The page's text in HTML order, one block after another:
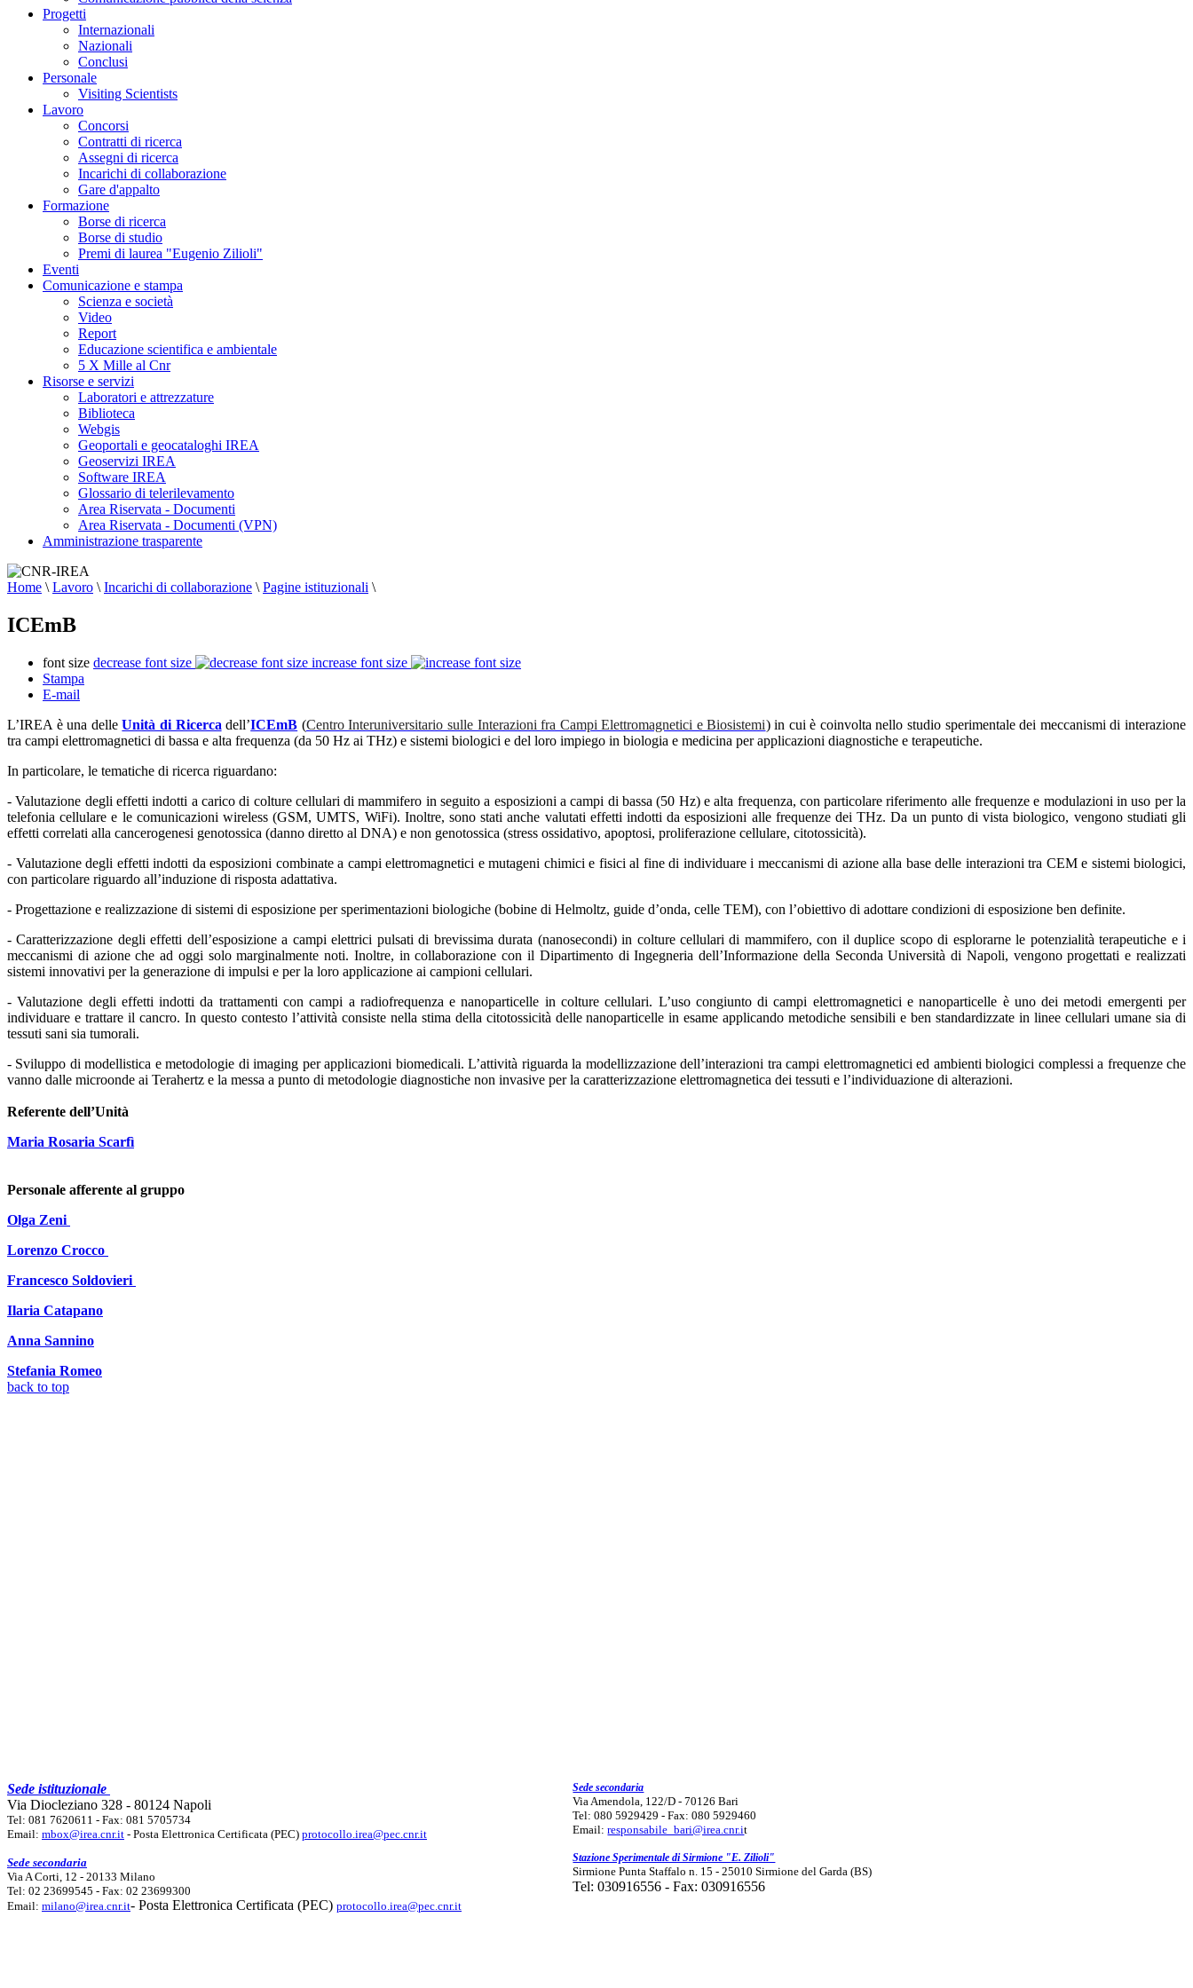
Progetti
Internazionali
Nazionali
Conclusi
Personale
Visiting Scientists
Lavoro
Concorsi
Contratti di ricerca
Assegni di ricerca
Incarichi di collaborazione
Gare d'appalto
Formazione
Borse di ricerca
Borse di studio
Premi di laurea "Eugenio Zilioli"
Eventi
Comunicazione e stampa
Scienza e società
Video
Report
Educazione scientifica e ambientale
5 X Mille al Cnr
Risorse e servizi
Laboratori e attrezzature
Biblioteca
Webgis
Geoportali e geocataloghi IREA
Geoservizi IREA
Software IREA
Glossario di telerilevamento
Area Riservata - Documenti
Area Riservata - Documenti (VPN)
Amministrazione trasparente
Home \ Lavoro \ Incarichi di collaborazione \ Pagine istituzionali \
ICEmB
font size decrease font size
increase font size
Stampa
E-mail
L’IREA è una delleUnità di Ricerca dell’ICEmB (Centro Interuniversitario sulle Interazioni fra Campi Elettromagnetici e Biosistemi) in cui è coinvolta nello studio sperimentale dei meccanismi di interazione
tra campi elettromagnetici di bassa e alta frequenza (da 50 Hz ai THz) e sistemi biologici e del loro impiego in biologia e medicina per applicazioni diagnostiche e terapeutiche.
In particolare, le tematiche di ricerca riguardano:
- Valutazione degli effetti indotti a carico di colture cellulari di mammifero in seguito a esposizioni a campi di bassa (50 Hz) e alta frequenza, con particolare riferimento alle frequenzee modulazioni in uso per la
telefonia cellulare e le comunicazioni wireless (GSM, UMTS, WiFi). Inoltre, sono stati anche valutati effetti indotti da esposizioni alle frequenze dei THz. Da un punto di vista biologico, vengono studiati gli
effetti correlati alla cancerogenesi genotossica (danno diretto al DNA) e non genotossica (stress ossidativo, apoptosi, proliferazione cellulare, citotossicità).
- Valutazione degli effetti indotti da esposizioni combinate a campi elettromagnetici e mutageni chimici e fisici al fine di individuare i meccanismi di azione alla base delle interazioni tra CEM e sistemi biologici,
con particolare riguardo all’induzione di risposta adattativa.
- Progettazione e realizzazione di sistemi di esposizione per sperimentazioni biologiche (bobine di Helmoltz, guide d’onda, celle TEM), con l’obiettivo di adottare condizioni di esposizione ben definite.
- Caratterizzazione degli effetti dell’esposizione a campi elettrici pulsati di brevissima durata (nanosecondi) in colture cellulari di mammifero, con il duplice scopo di esplorarne le potenzialità terapeutiche e i
meccanismi di azione che ad oggi solo marginalmente noti. Inoltre, in collaborazione con il Dipartimento di Ingegneria dell’Informazione della Seconda Universitàdi Napoli, vengono progettati e realizzati
sistemi innovativi per la generazione di impulsi e per la loro applicazione ai campioni cellulari.
- Valutazione degli effetti indotti da trattamenti con campi a radiofrequenza e nanoparticelle in colture cellulari. L’uso congiunto di campi elettromagnetici e nanoparticelle è uno dei metodi emergenti per
individuare e trattare il cancro. In questo contesto l’attività consiste nella stima della citotossicità delle nanoparticelle in esame applicando metodiche sensibili e benstandardizzate in linee cellulari umane sia di
tessuti sani sia tumorali.
- Sviluppo di modellistica e metodologie di imaging per applicazioni biomedicali. L’attività riguarda la modellizzazione dell’interazioni tra campi elettromagnetici ed ambienti biologici complessi a frequenze che
vanno dalle microonde ai Terahertz e la messa a punto di metodologie diagnostiche non invasive per la caratterizzazione elettromagnetica dei tessuti e l’individuazione di alterazioni.
Referente dell’Unità
Maria Rosaria Scarfì
Personale afferente al gruppo
Olga Zeni
Lorenzo Crocco
Francesco Soldovieri
Ilaria Catapano
Anna Sannino
Stefania Romeo
back to top
Sede istituzionale
Via Diocleziano 328 - 80124 Napoli
Tel: 081 7620611 - Fax: 081 5705734
Email: mbox@irea.cnr.it - Posta Elettronica Certificata (PEC) protocollo.irea@pec.cnr.it
Sede secondaria
Via A Corti, 12 - 20133 Milano
Tel: 02 23699545 - Fax: 02 23699300
Email: milano@irea.cnr.it- Posta Elettronica Certificata (PEC) protocollo.irea@pec.cnr.it
Sede secondaria
Via Amendola, 122/D - 70126 Bari
Tel: 080 5929429 - Fax: 080 5929460
Email:responsabile_bari@irea.cnr.it
Stazione Sperimentale di Sirmione "E. Zilioli"
Sirmione Punta Staffalo n. 15 - 25010 Sirmione del Garda (BS)
Tel: 030916556 - Fax: 030916556